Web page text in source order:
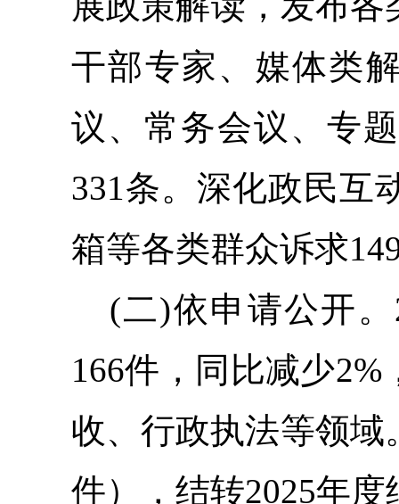
干部专家、媒体类
议、常务会议、专
331条。 深化政民互
箱等各类群众诉求
(二)依申请公开。
166件， 同比减少
收、行政执法等领域
件） ，结转2025年度